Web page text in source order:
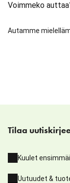
Voimmeko
Autamme
Tilaa
Kuulet
Uutuudet &